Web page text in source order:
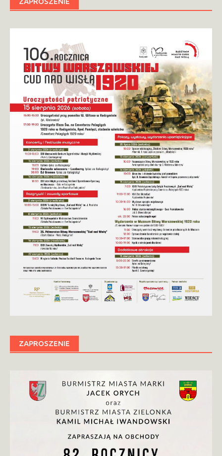
ZAPROSZENIE